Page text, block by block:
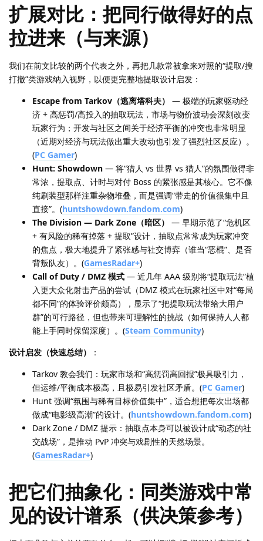
扩展对比：把同行做得好的点
拉进来（与来源）
我们在前文比较的两个代表之外，再把几款常被拿来对照的“提取/搜
打撤”类游戏纳入视野，以便更完整地提取设计启发：
Escape from Tarkov（逃离塔科夫）
— 极端的玩家驱动经
济 + 高惩罚/高投入的抽取玩法，市场与物价波动会深刻改变
玩家行为；开发与社区之间关于经济平衡的冲突也非常明显
（近期对经济与玩法做出重大改动也引发了强烈社区反应）。
(PC Gamer)
Hunt: Showdown — 将“猎人 vs 世界 vs 猎人”的氛围做得非
常浓，提取点、计时与对付 Boss 的紧张感是其核心。它不像
纯刷装型那样注重杂物堆叠，而是强调“带走的价值很集中且
直接”。(huntshowdown.fandom.com)
The Division — Dark Zone（暗区）
— 早期示范了“危机区
+ 有风险的稀有掉落 + 提取”设计，抽取点常常成为玩家冲突
的焦点，极大地提升了紧张感与社交博弈（谁当“恶棍”、是否
背叛队友）。(GamesRadar+)
Call of Duty / DMZ 模式 — 近几年 AAA 级别将“提取玩法”植
入更大众化射击产品的尝试（DMZ 模式在玩家社区中对“每局
都不同”的体验评价颇高），显示了“把提取玩法带给大用户
群”的可行路径，但也带来可理解性的挑战（如何保持人人都
能上手同时保留深度）。(Steam Community)
设计启发（快速总结）
：
Tarkov 教会我们：玩家市场和“高惩罚高回报”极具吸引力，
但运维/平衡成本极高，且极易引发社区矛盾。(PC Gamer)
Hunt 强调“氛围与稀有目标价值集中”，适合想把每次出场都
做成“电影级高潮”的设计。(huntshowdown.fandom.com)
Dark Zone / DMZ 提示：抽取点本身可以被设计成“动态的社
交战场”，是推动 PvP 冲突与戏剧性的天然场景。
(GamesRadar+)
把它们抽象化：同类游戏中常
见的设计谱系（供决策参考）